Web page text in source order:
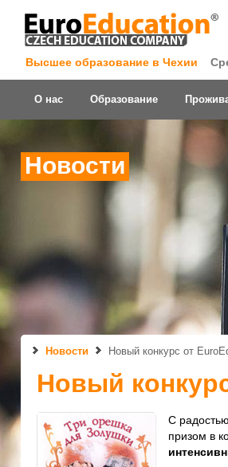
Высшее образование в Чехии
О нас Образование
Новости
Новости Новый конкурс от
Новый
С
призом в